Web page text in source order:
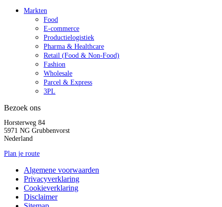
Markten
Food
E-commerce
Productielogistiek
Pharma & Healthcare
Retail (Food & Non-Food)
Fashion
Wholesale
Parcel & Express
3PL
Bezoek ons
Horsterweg 84
5971 NG Grubbenvorst
Nederland
Plan je route
Algemene voorwaarden
Privacyverklaring
Cookieverklaring
Disclaimer